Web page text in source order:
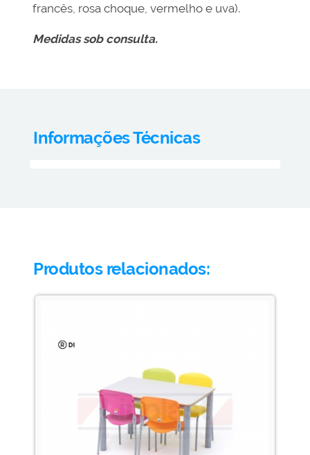
francês, rosa choque, vermelho e uva).
Medidas sob consulta.
Informações Técnicas
Produtos relacionados: